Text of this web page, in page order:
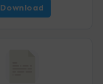
Download